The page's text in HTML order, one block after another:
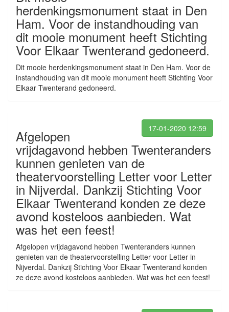
herdenkingsmonument staat in Den
Ham. Voor de instandhouding van
dit mooie monument heeft Stichting
Voor Elkaar Twenterand gedoneerd.
Dit mooie herdenkingsmonument staat in Den Ham. Voor de
instandhouding van dit mooie monument heeft Stichting Voor
Elkaar Twenterand gedoneerd.
17-01-2020 12:59
Afgelopen
vrijdagavond hebben Twenteranders
kunnen genieten van de
theatervoorstelling Letter voor Letter
in Nijverdal. Dankzij Stichting Voor
Elkaar Twenterand konden ze deze
avond kosteloos aanbieden. Wat
was het een feest!
Afgelopen vrijdagavond hebben Twenteranders kunnen
genieten van de theatervoorstelling Letter voor Letter in
Nijverdal. Dankzij Stichting Voor Elkaar Twenterand konden
ze deze avond kosteloos aanbieden. Wat was het een feest!